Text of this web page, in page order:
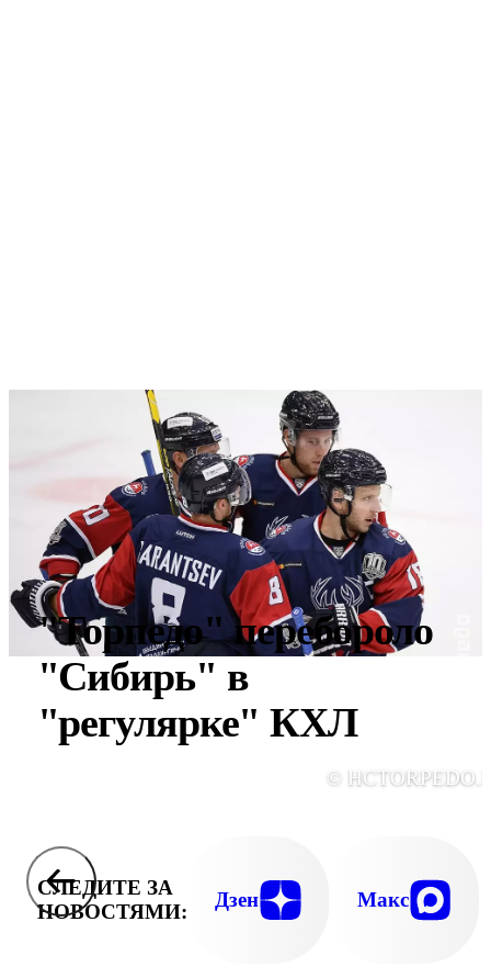
"Торпедо" перебороло
"Сибирь" в
"регулярке" КХЛ
©
СЛЕДИТЕ ЗА
НОВОСТЯМИ:
Дзен Макс